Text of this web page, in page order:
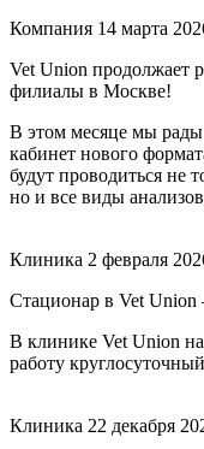
Компания 14 марта
Vet Union продолжает
филиалы в Москве!
В этом месяце мы рады
кабинет нового
будут проводиться не
но и все виды
Клиника 2 февраля
Стационар в Vet Union
В клинике Vet Union
работу
Клиника 22 декабря